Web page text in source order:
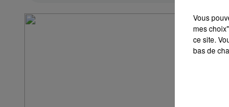
Vous
mes
ce site.
bas de